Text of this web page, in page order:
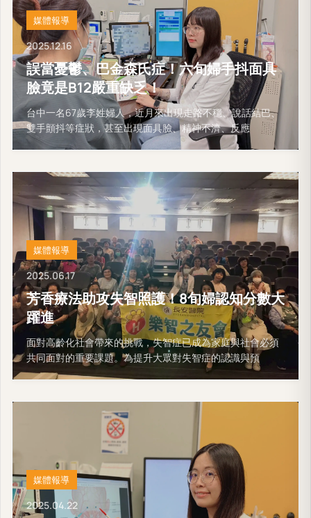
媒體報導
2025.12.16
誤當憂鬱、巴金森氏症！六旬婦手抖面具
臉竟是B12嚴重缺乏！
台中一名67歲李姓婦人，近月來出現走路不穩、說話結巴、
雙手顫抖等症狀，甚至出現面具臉、精神不濟、反應
媒體報導
2025.06.17
芳香療法助攻失智照護！8旬婦認知分數大
躍進
面對高齡化社會帶來的挑戰，失智症已成為家庭與社會必須
共同面對的重要課題。為提升大眾對失智症的認識與預
媒體報導
2025.04.22